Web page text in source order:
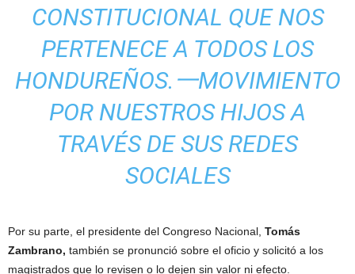
CONSTITUCIONAL QUE NOS
PERTENECE A TODOS LOS
HONDUREÑOS.一MOVIMIENTO
POR NUESTROS HIJOS A
TRAVÉS DE SUS REDES
SOCIALES
Por su parte, el presidente del Congreso Nacional, Tomás
Zambrano, también se pronunció sobre el oficio y solicitó a los
magistrados que lo revisen o lo dejen sin valor ni efecto.